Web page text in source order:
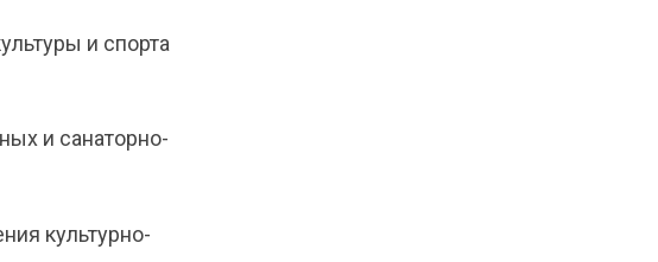
и спорта
и санаторно-
культурно-